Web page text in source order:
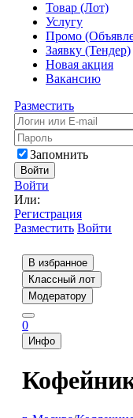
Товар (Лот)
Услугу
Промо
Заявку (Тендер)
Новая акция
Вакансию
Разместить
Запомнить
Войти
Войти
Или:
Регистрация
Разместить Войти
В избранное
Классный лот
Модератору
0
Инфо